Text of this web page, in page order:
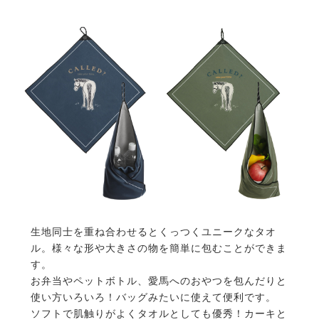
生地同士を重ね合わせるとくっつくユニークなタオ
ル。様々な形や大きさの物を簡単に包むことができま
す。
お弁当やペットボトル、愛馬へのおやつを包んだりと
使い方いろいろ！バッグみたいに使えて便利です。
ソフトで肌触りがよくタオルとしても優秀！カーキと